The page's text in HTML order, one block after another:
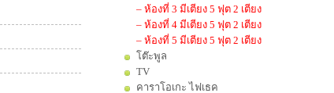
– ห้องที่ 3 มีเตียง 5 ฟุต 2 เตียง
– ห้องที่ 4 มีเตียง 5 ฟุต 2 เตียง
– ห้องที่ 5 มีเตียง 5 ฟุต 2 เตียง
โต๊ะพูล
TV
คาราโอเกะ ไฟเธค